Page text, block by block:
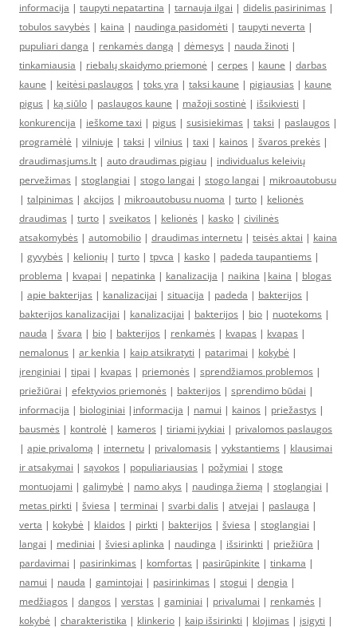
informacija | taupyti nepatartina | tarnauja ilgai | didelis pasirinimas |
tobulos savybės | kaina | naudinga pasidomėti | taupyti neverta |
pupuliari danga | renkamės dangą | dėmesys | nauda žinoti |
tinkamiausia | riebalų skaidymo priemonė | cerpes | kaune | darbas
kaune | keitėsi paslaugos | toks yra | taksi kaune | pigiausias | kaune
pigus | ką siūlo | paslaugos kaune | mažoji sostinė | išsikviesti |
konkurencija | ieškome taxi | pigus | susisiekimas | taksi | paslaugos |
programėlė | vilniuje | taksi | vilnius | taxi | kainos | švaros prekės |
draudimasjums.lt | auto draudimas pigiau | individualus keleivių
pervežimas | stoglangiai | stogo langai | stogo langai | mikroautobusu
| talpinimas | akcijos | mikroautobusu nuoma | turto | kelionės
draudimas | turto | sveikatos | kelionės | kasko | civilinės
atsakomybės | automobilio | draudimas internetu | teisės aktai | kaina
| gyvybės | kelionių | turto | tpvca | kasko | padeda taupantiems |
problema | kvapai | nepatinka | kanalizacija | naikina | kaina | blogas
| apie bakterijas | kanalizacijai | situacija | padeda | bakterijos |
bakterijos kanalizacijai | kanalizacijai | bakterijos | bio | nuotekoms |
nauda | švara | bio | bakterijos | renkamės | kvapas | kvapas |
nemalonus | ar kenkia | kaip atsikratyti | patarimai | kokybė |
įrenginiai | tipai | kvapas | priemonės | sprendžiamos problemos |
priežiūrai | efektyvios priemonės | bakterijos | sprendimo būdai |
informacija | biologiniai | informacija | namui | kainos | priežastys |
bausmės | kontrolė | kameros | tiriami įvykiai | privalomos paslaugos
| apie privalomą | internetu | privalomasis | vykstantiems | klausimai
ir atsakymai | sąvokos | populiariausias | požymiai | stoge
montuojami | galimybė | namo akys | naudinga žiemą | stoglangiai |
metas pirkti | šviesa | terminai | svarbi dalis | atvejai | paslauga |
verta | kokybė | klaidos | pirkti | bakterijos | šviesa | stoglangiai |
langai | mediniai | šviesi aplinka | naudinga | išsirinkti | priežiūra |
pardavimai | pasirinkimas | komfortas | pasirūpinkite | tinkama |
namui | nauda | gamintojai | pasirinkimas | stogui | dengia |
medžiagos | dangos | verstas | gaminiai | privalumai | renkamės |
kokybė | charakteristika | klinkerio | kaip išsirinkti | klojimas | įsigyti |